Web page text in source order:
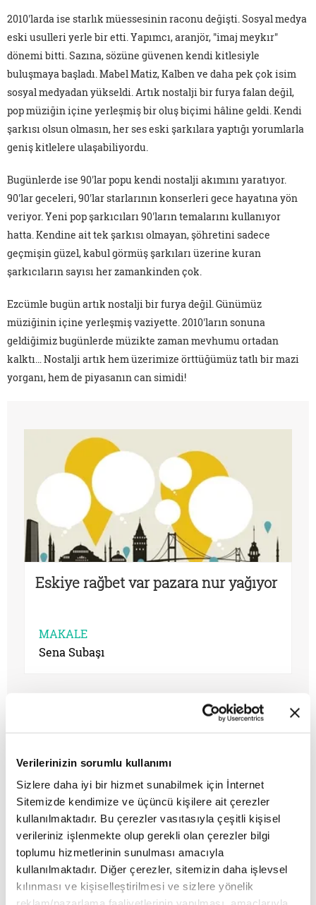
Verilerinizin sorumlu kullanımı
Sizlere daha iyi bir hizmet sunabilmek için İnternet
Sitemizde kendimize ve üçüncü kişilere ait çerezler
kullanılmaktadır. Bu çerezler vasıtasıyla çeşitli kişisel
verileriniz işlenmekte olup gerekli olan çerezler bilgi
toplumu hizmetlerinin sunulması amacıyla
kullanılmaktadır. Diğer çerezler, sitemizin daha işlevsel
kılınması ve kişiselleştirilmesi ve sizlere yönelik
2010'larda ise starlık müessesinin raconu değişti. Sosyal medya
eski usulleri yerle bir etti. Yapımcı, aranjör, "imaj meykır"
dönemi bitti. Sazına, sözüne güvenen kendi kitlesiyle
buluşmaya başladı. Mabel Matiz, Kalben ve daha pek çok isim
sosyal medyadan yükseldi. Artık nostalji bir furya falan değil,
pop müziğin içine yerleşmiş bir oluş biçimi hâline geldi. Kendi
şarkısı olsun olmasın, her ses eski şarkılara yaptığı yorumlarla
geniş kitlelere ulaşabiliyordu.
Bugünlerde ise 90'lar popu kendi nostalji akımını yaratıyor.
90'lar geceleri, 90'lar starlarının konserleri gece hayatına yön
veriyor. Yeni pop şarkıcıları 90'ların temalarını kullanıyor
hatta. Kendine ait tek şarkısı olmayan, şöhretini sadece
geçmişin güzel, kabul görmüş şarkıları üzerine kuran
şarkıcıların sayısı her zamankinden çok.
Ezcümle bugün artık nostalji bir furya değil. Günümüz
müziğinin içine yerleşmiş vaziyette. 2010'ların sonuna
geldiğimiz bugünlerde müzikte zaman mevhumu ortadan
kalktı… Nostalji artık hem üzerimize örttüğümüz tatlı bir mazi
yorganı, hem de piyasanın can simidi!
Eskiye rağbet var pazara nur yağıyor
MAKALE
Sena Subaşı
Yeşilçam’ın sunduğu sığınılacak
liman